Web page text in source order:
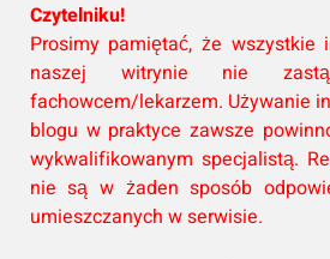
Czytelniku!
Prosimy pamiętać, że
naszej witrynie nie
fachowcem/lekarzem. Używanie
blogu w praktyce zawsze
wykwalifikowanym specjalistą.
nie są w żaden sposób
umieszczanych w serwisie.